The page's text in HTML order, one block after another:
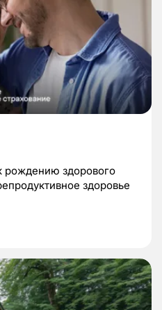
рождению здорового
здоровье